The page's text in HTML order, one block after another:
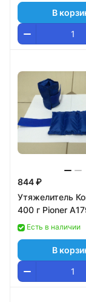
В
844 ₽
Утяжелитель
400 г Pioner
Есть в наличии
В